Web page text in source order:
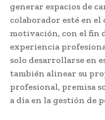
generar espacios de
colaborador esté en el
motivación, con el fin
experiencia
solo desarrollarse en
también alinear su
profesional, premisa
a día en la gestión de